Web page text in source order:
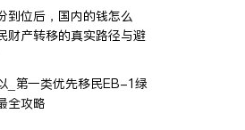
到位后，国内的钱怎么
财产转移的真实路径与避
_第一类优先移民EB-1绿
全攻略